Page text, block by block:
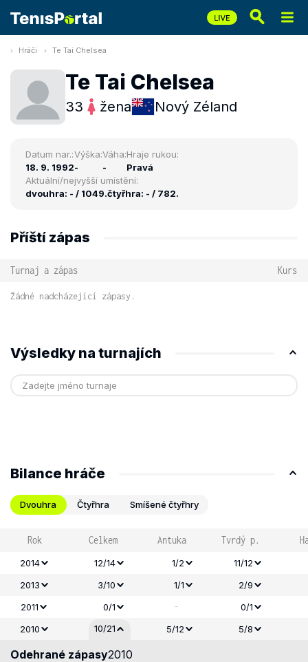
Hráči Te Tai Chelsea
Te Tai Chelsea
33 žena Nový Zéland
Datum nar.:
18. 9. 1992
Výška:
-
Váha:
-
Hraje rukou:
Pravá
Aktuální/nejvyšší umístění:
dvouhra: - / 1049.čtyřhra: - / 782.
Příští zápas
Turnaj a zápas Kurs
Žádné nadcházející zápasy.
Výsledky na turnajích
Bilance hráče
Dvouhra Čtyřhra Smíšené čtyřhry
Rok Celkem Antuka Tvrdý p.
2014 12/14 1/2
11/12
2013
3/10 1/1
2/9
2011
0/1 -
0/1
2010
10/21 5/12 5/8
Odehrané zápasy2010